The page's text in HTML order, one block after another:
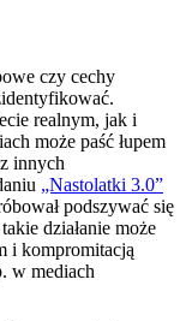
czy cechy
realnym, jak i
może paść łupem
innych
„Nastolatki 3.0”
podszywać się
działanie może
i kompromitacją
w mediach